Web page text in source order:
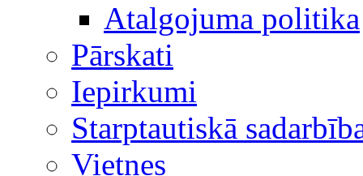
Atalgojuma politika
Pārskati
Iepirkumi
Starptautiskā
Vietnes